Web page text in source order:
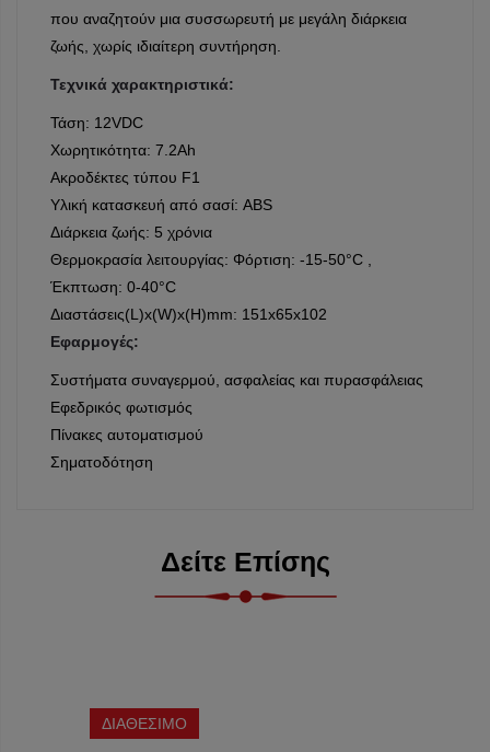
που αναζητούν μια συσσωρευτή με μεγάλη διάρκεια
ζωής, χωρίς ιδιαίτερη συντήρηση.
Τεχνικά χαρακτηριστικά:
Τάση: 12VDC
Χωρητικότητα: 7.2Ah
Ακροδέκτες τύπου F1
Υλική κατασκευή από σασί: ABS
Διάρκεια ζωής: 5 χρόνια
Θερμοκρασία λειτουργίας: Φόρτιση: -15-50°C ,
Έκπτωση: 0-40°C
Διαστάσεις(L)x(W)x(H)mm: 151x65x102
Εφαρμογές:
Συστήματα συναγερμού, ασφαλείας και πυρασφάλειας
Εφεδρικός φωτισμός
Πίνακες αυτοματισμού
Σηματοδότηση
Δείτε Επίσης
ΔΙΑΘΕΣΙΜΟ